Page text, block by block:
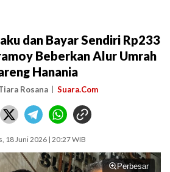
dan Bayar Sendiri Rp233
Beberkan Alur Umrah
Hanania
Rosana Suara.Com
18 Juni 2026 | 20:27 WIB
Perbesar